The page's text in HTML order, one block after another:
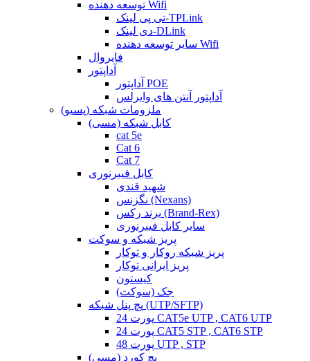
توسعه دهنده Wifi
تی پی لینک-TPLink
دی لینک-DLink
سایر توسعه دهنده Wifi
فایروال
آداپتور
آداپتور POE
آداپتور آنتن های وایرلس
ملزومات شبکه (پسیو)
کابل شبکه (مسی)
cat 5e
Cat 6
Cat 7
کابل فیبرنوری
شهید قندی
نگزنس (Nexans)
برند رکس (Brand-Rex)
سایر کابل فیبرنوری
پریز شبکه و سوکت
پریز شبکه روکار و توکار
پریز ایرانی توکار
کیستون
جک (سوکت)
پچ پنل شبکه (UTP/SFTP)
24 پورت CAT5e UTP , CAT6 UTP
24 پورت CAT5 STP , CAT6 STP
48 پورت UTP , STP
پچ کورد (مسی)